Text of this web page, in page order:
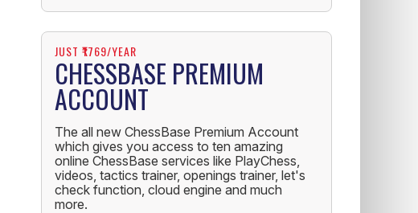
JUST ₹1769/YEAR
CHESSBASE PREMIUM
ACCOUNT
The all new ChessBase Premium Account
which gives you access to ten amazing
online ChessBase services like PlayChess,
videos, tactics trainer, openings trainer, let's
check function, cloud engine and much
more.